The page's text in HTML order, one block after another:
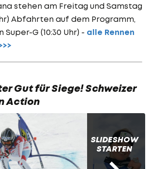
stehen am Freitag und Samstag
Abfahrten auf dem Programm,
G (10:30 Uhr) - alle Rennen
Gut für Siege! Schweizer
Action
SLIDESHOW
STARTEN